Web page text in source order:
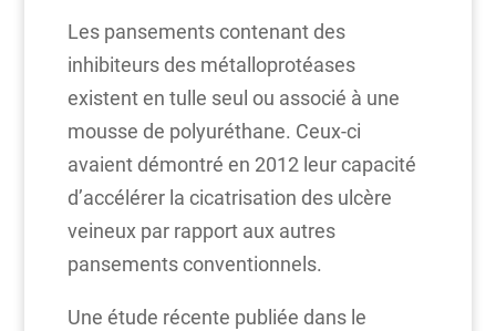
Les pansements contenant des
inhibiteurs des métalloprotéases
existent en tulle seul ou associé à une
mousse de polyuréthane. Ceux-ci
avaient démontré en 2012 leur capacité
d’accélérer la cicatrisation des ulcère
veineux par rapport aux autres
pansements conventionnels.
Une étude récente publiée dans le